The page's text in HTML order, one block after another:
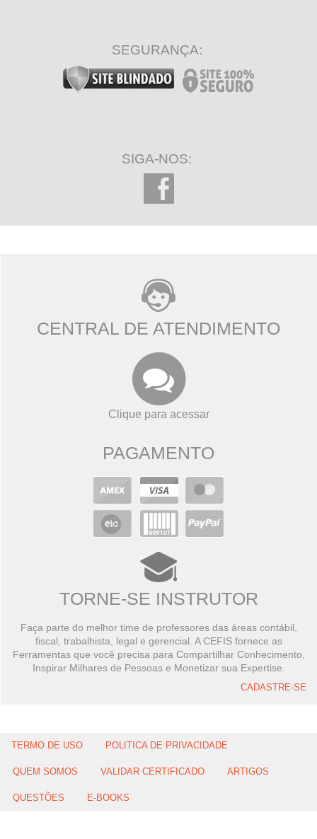
SEGURANÇA:
SIGA-NOS:
CENTRAL DE ATENDIMENTO
Clique para acessar
PAGAMENTO
TORNE-SE INSTRUTOR
Faça parte do melhor time de professores das áreas contábil,
fiscal, trabalhista, legal e gerencial. A CEFIS fornece as
Ferramentas que você precisa para Compartilhar Conhecimento,
Inspirar Milhares de Pessoas e Monetizar sua Expertise.
CADASTRE-SE
TERMO DE USO POLITICA DE PRIVACIDADE
QUEM SOMOS VALIDAR CERTIFICADO ARTIGOS
QUESTÕES E-BOOKS